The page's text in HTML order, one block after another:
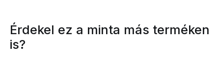
Érdekel ez a minta más terméken
is?